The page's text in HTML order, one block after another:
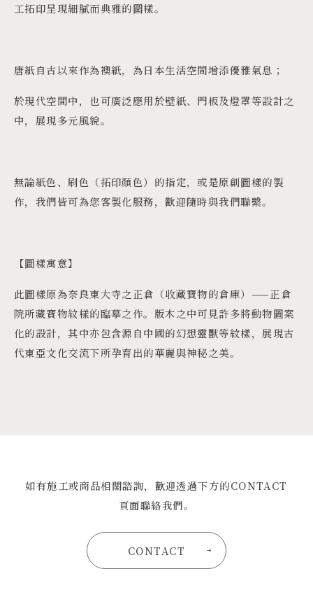
工拓印呈現細膩而典雅的圖樣。
唐紙自古以來作為襖紙，為日本生活空間增添優雅氣息；
於現代空間中，也可廣泛應用於壁紙、門板及燈罩等設計之
中，展現多元風貌。
無論紙色、刷色（拓印顏色）的指定，或是原創圖樣的製
作，我們皆可為您客製化服務，歡迎隨時與我們聯繫。
【圖樣寓意】
此圖樣原為奈良東大寺之正倉（收藏寶物的倉庫）——正倉
院所藏寶物紋樣的臨摹之作。版木之中可見許多將動物圖案
化的設計，其中亦包含源自中國的幻想靈獸等紋樣，展現古
代東亞文化交流下所孕育出的華麗與神秘之美。
如有施工或商品相關諮詢，歡迎透過下方的CONTACT
頁面聯絡我們。
CONTACT